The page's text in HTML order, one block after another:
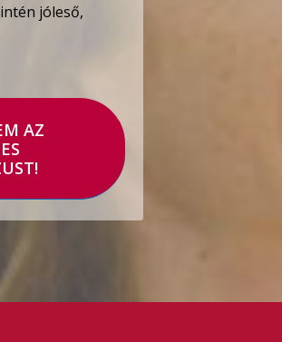
jóleső,
AZ